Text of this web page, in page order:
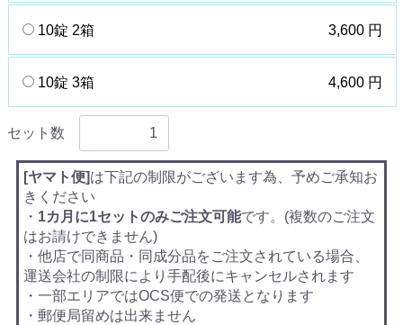
10錠 2箱 3,600 円
10錠 3箱 4,600 円
セット数
[ヤマト便]は下記の制限がございます為、予めご承知お
きください
・ 1カ月に1セットのみご注文可能です。(複数のご注文
はお請けできません)
・他店で同商品・同成分品をご注文されている場合、
運送会社の制限により手配後にキャンセルされます
・一部エリアではOCS便での発送となります
・郵便局留めは出来ません